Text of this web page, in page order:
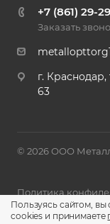
+7 (861) 29-
Заказать
г.
63
© 2026 ООО
Политика
Пользуясь сайтом, вы
cookies и принимаете